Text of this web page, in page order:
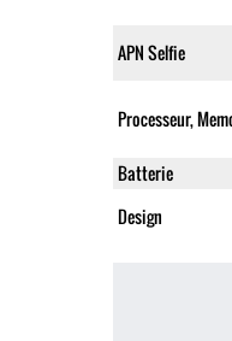
APN Selfie
Processeur,
Batterie
Design